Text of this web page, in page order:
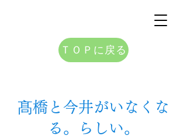
ＴＯＰに戻る
髙橋と今井がいなくな
る。らしい。